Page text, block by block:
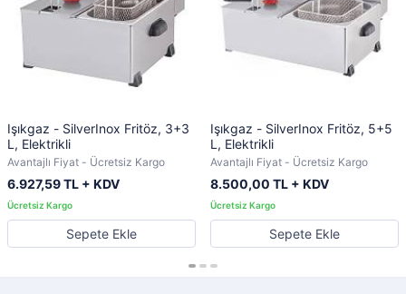
Işıkgaz - SilverInox Fritöz, 3+3
L, Elektrikli
Avantajlı Fiyat - Ücretsiz Kargo
6.927,59 TL + KDV
Sepete Ekle
Işıkgaz - SilverInox Fritöz, 5+5
L, Elektrikli
Avantajlı Fiyat - Ücretsiz Kargo
8.500,00 TL + KDV
Sepete Ekle